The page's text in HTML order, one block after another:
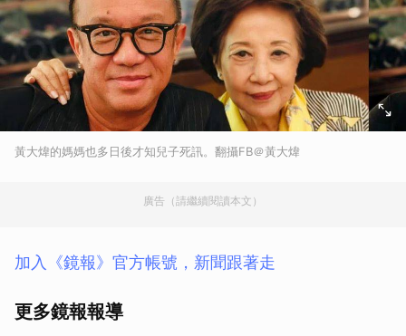
黃大煒的媽媽也多日後才知兒子死訊。翻攝FB＠黃大煒
廣告（請繼續閱讀本文）
加入《鏡報》官方帳號，新聞跟著走
更多鏡報報導